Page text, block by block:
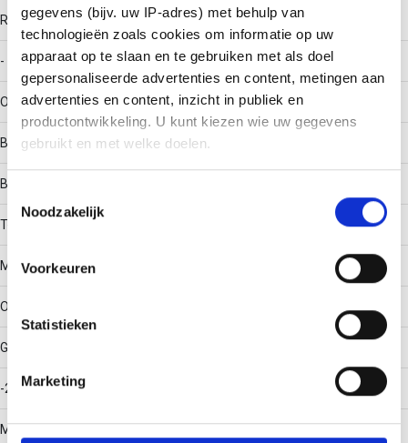
gegevens (bijv. uw IP-adres) met behulp van
technologieën zoals cookies om informatie op uw
apparaat op te slaan en te gebruiken met als doel
gepersonaliseerde advertenties en content, metingen aan
advertenties en content, inzicht in publiek en
productontwikkeling. U kunt kiezen wie uw gegevens
gebruikt en met welke doelen.
Informatie verzamelen over uw geografische locatie,
Uw apparaat identificeren door het actief te scannen
op specifieke eigenschappen (fingerprinting)
verwerkt en stel uw voorkeuren in het
detailgedeelte in.
personaliseren, om functies voor social media te bieden
Noodzakelijk
Voorkeuren
Statistieken
Marketing
RAL-nummer
-
Oppervlaktebescherming
Bandverzinkt (sendzimir verzinkt)
Bouwvorm
T-stuk horizontaal
Materiaalkwaliteit
Overig
Gebruikstemperatuur
-20 - 120
Materiaal